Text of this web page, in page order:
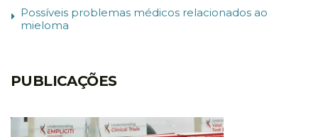
Possíveis problemas médicos relacionados ao
mieloma
PUBLICAÇÕES